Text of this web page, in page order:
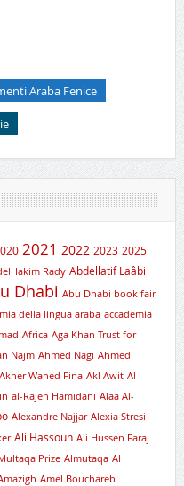
Araba Fenice
2021 2022 2023 2025
Rady Abdellatif Laâbi
Dhabi Abu Dhabi book fair
della lingua araba accademia
Africa Aga Khan Trust for
Najm Ahmed Nagi Ahmed
Akher Wahed Fina Akl Awit Al-
al-Rajeh Hamidani Alaa Al-
Alexandre Najjar Alexia Stresi
Ali Hassoun Ali Hussen Faraj
Prize Almutaqa Al
Amel Bouchareb